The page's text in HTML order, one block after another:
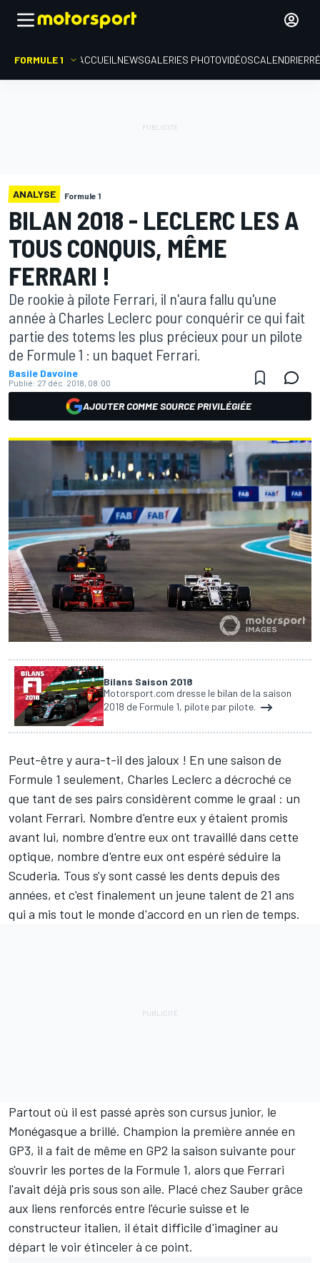
FORMULE 1 ACCUEIL NEWSGALERIES PHOTOVIDÉOSCALENDRIER
ANALYSE Formule 1
BILAN 2018 - LECLERC LES A
TOUS CONQUIS, MÊME
FERRARI !
De rookie à pilote Ferrari, il n'aura fallu qu'une
année à Charles Leclerc pour conquérir ce qui fait
partie des totems les plus précieux pour un pilote
de Formule 1 : un baquet Ferrari.
Basile Davoine
Publié: 27 déc. 2018, 08:00
AJOUTER COMME SOURCE PRIVILÉGIÉE
Bilans Saison 2018
Motorsport.com dresse le bilan de la saison
2018 de Formule 1, pilote par pilote.
Peut-être y aura-t-il des jaloux ! En une saison de
Formule 1 seulement, Charles Leclerc a décroché ce
que tant de ses pairs considèrent comme le graal : un
volant Ferrari. Nombre d'entre eux y étaient promis
avant lui, nombre d'entre eux ont travaillé dans cette
optique, nombre d'entre eux ont espéré séduire la
Scuderia. Tous s'y sont cassé les dents depuis des
années, et c'est finalement un jeune talent de 21 ans
qui a mis tout le monde d'accord en un rien de temps.
Partout où il est passé après son cursus junior, le
Monégasque a brillé. Champion la première année en
GP3, il a fait de même en GP2 la saison suivante pour
s'ouvrir les portes de la Formule 1, alors que Ferrari
l'avait déjà pris sous son aile. Placé chez Saubergrâce
aux liens renforcés entre l'écurie suisse et le
constructeur italien, il était difficile d'imaginer au
départ le voir étinceler à ce point.